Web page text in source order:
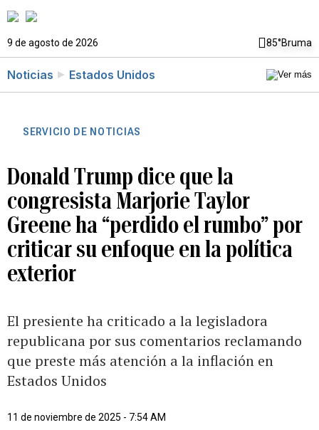
9 de agosto de 2026 85°Bruma
Noticias Estados Unidos
SERVICIO DE NOTICIAS
Donald Trump dice que la
congresista Marjorie Taylor
Greene ha “perdido el rumbo” por
criticar su enfoque en la política
exterior
El presiente ha criticado a la legisladora
republicana por sus comentarios reclamando
que preste más atención a la inflación en
Estados Unidos
11 de noviembre de 2025 - 7:54 AM